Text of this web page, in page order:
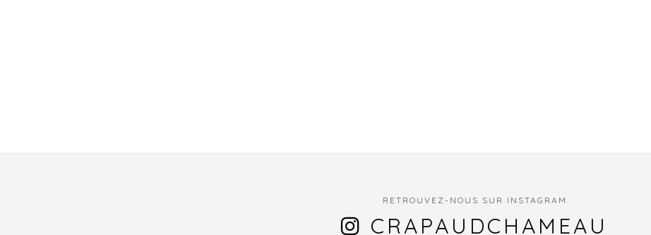
RETROUVEZ-NOUS SUR INSTAGRAM
CRAPAUDCHAMEAU